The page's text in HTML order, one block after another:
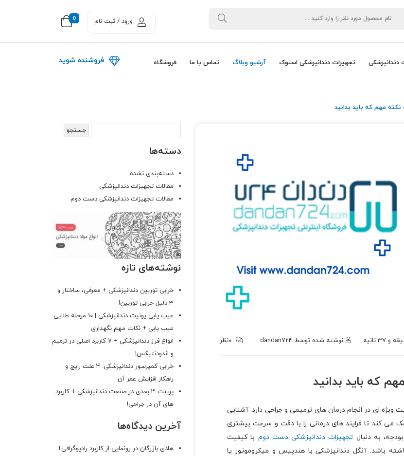
0 ورود / ثبت نام
دندانپزشکی تجهیزات دندانپزشکی استوک آرشیو وبلاگ تماس با ما فروشگاه فروشنده شوید
نظر نوشته شده توسط dandan724
ویژه ای در انجام درمان‌ های ترمیمی و جراحی دارد. آشنایی
می کند تا فرایند های درمانی را با دقت و سرعت بیشتری
به دنبال تجهیزات دندانپزشکی دست دوم با کیفیت
باشد. آنگل دندانپزشکی با هندپیس و میکروموتور یا
دسته‌ها
دسته‌بندی نشده
مقالات تجهیزات دندانپزشکی
مقالات تجهیزات دندانپزشکی دست دوم
نوشته‌های تازه
خرابی توربین دندانپزشکی + معرفی، ساختار و
3 دلیل خرابی توربین!
عیب یابی یونیت دندانپزشکی | 10 مرحله طلایی
عیب یابی + نکات مهم نگهداری
انواع فرز دندانپزشکی + 7 کاربرد اصلی در ترمیم
و اندودنتیکس!
خرابی کمپرسور دندانپزشکی: 4 علت رایج و
راهکار افزایش عمر آن
پرینت 3 بعدی در صنعت دندانپزشکی + کاربرد
های آن در جراحی!
آخرین دیدگاه‌ها
هادی بازرگان در رونمایی از کاربرد رادیوگرافی+